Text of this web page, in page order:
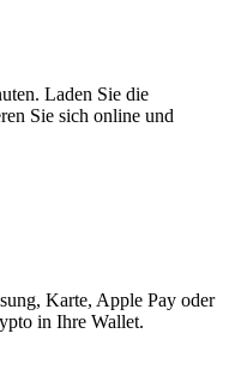
Laden Sie die
Sie sich online und
Karte, Apple Pay oder
in Ihre Wallet.